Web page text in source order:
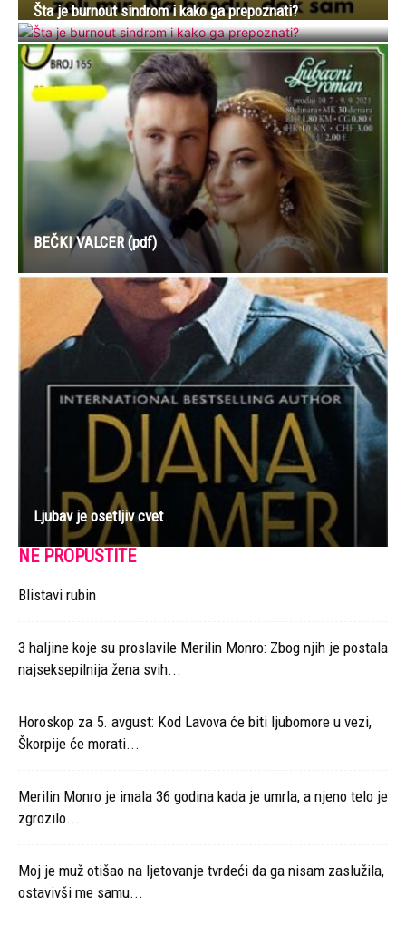
Šta je burnout sindrom i kako ga prepoznati?
BEČKI VALCER (pdf)
Ljubav je osetljiv cvet
NE PROPUSTITE
Blistavi rubin
3 haljine koje su proslavile Merilin Monro: Zbog njih je postala
najseksepilnija žena svih...
Horoskop za 5. avgust: Kod Lavova će biti ljubomore u vezi,
Škorpije će morati...
Merilin Monro je imala 36 godina kada je umrla, a njeno telo je
zgrozilo...
Moj je muž otišao na ljetovanje tvrdeći da ga nisam zaslužila,
ostavivši me samu...